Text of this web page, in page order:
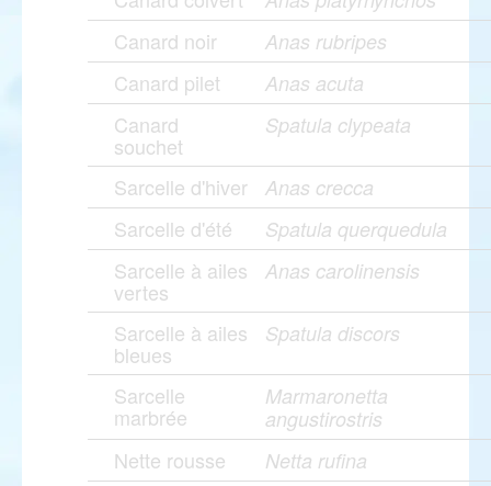
Canard noir Anas rubripes
Canard pilet Anas acuta
Canard
souchet
Spatula clypeata
Sarcelle d'hiver Anas crecca
Sarcelle d'été Spatula querquedula
Sarcelle à ailes
vertes
Anas carolinensis
Sarcelle à ailes
bleues
Spatula discors
Sarcelle
marbrée
Marmaronetta
angustirostris
Nette rousse Netta rufina